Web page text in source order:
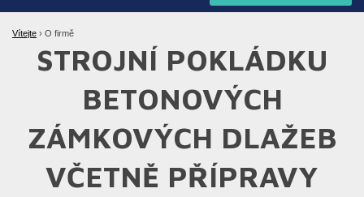
Vítejte › O firmě
STROJNÍ POKLÁDKU
BETONOVÝCH
ZÁMKOVÝCH DLAŽEB
VČETNĚ PŘÍPRAVY